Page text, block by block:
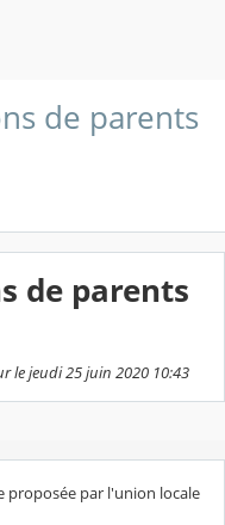
de parents
de parents
le jeudi 25 juin 2020 10:43
proposée par l'union locale